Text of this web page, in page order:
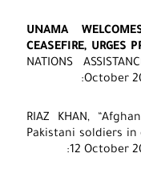
UNAMA
CEASEFIRE, URGES
NATIONS
October
RIAZ KHAN,
Pakistani soldiers
12 October